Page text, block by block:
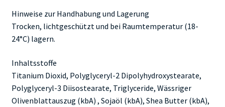
Hinweise zur Handhabung und Lagerung
Trocken, lichtgeschützt und bei Raumtemperatur (18-
24°C) lagern.
Inhaltsstoffe
Titanium Dioxid, Polyglyceryl-2 Dipolyhydroxystearate,
Polyglyceryl-3 Diisostearate, Triglyceride, Wässriger
Olivenblattauszug (kbA) , Sojaöl (kbA), Shea Butter (kbA),